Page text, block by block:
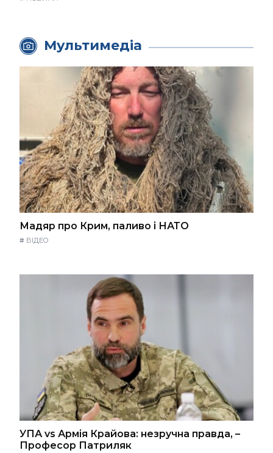
Мультимедіа
Мадяр про Крим, паливо і НАТО
# ВІДЕО
УПА vs Армія Крайова: незручна правда, –
Професор Патриляк